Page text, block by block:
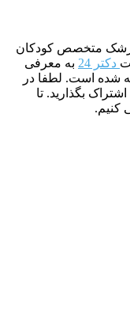
متخصص کودکان
دکتر 24
به معرفی
شده است. لطفا در
بگذارید. تا
کنیم.